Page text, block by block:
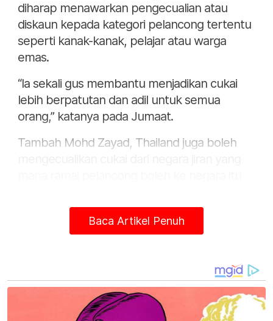
diharap menawarkan pengecualian atau
diskaun kepada kategori pelancong tertentu
seperti kanak-kanak, pelajar atau warga
emas.
“Ia sekali gus membantu menjadikan cukai
lebih berpatutan dan adil untuk semua
orang,” katanya pada Jumaat.
Tambah Mohd Zayad, Thailand juga boleh
pelancongannya.
Baca Artikel Penuh